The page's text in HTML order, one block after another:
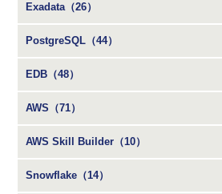
Exadata（26）
PostgreSQL（44）
EDB（48）
AWS（71）
AWS Skill Builder（10）
Snowflake（14）